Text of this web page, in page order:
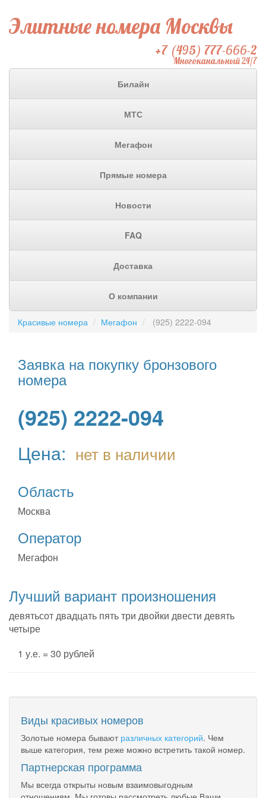
Элитные номера Москвы
+7 (495) 777-666-2
Многоканальный 24/7
Билайн
МТС
Мегафон
Прямые номера
Новости
FAQ
Доставка
О компании
Красивые номера Мегафон (925) 2222-094
Заявка на покупку бронзового
номера
(925) 2222-094
Цена: нет в наличии
Область
Москва
Оператор
Мегафон
Лучший вариант произношения
девятьсот двадцать пять три двойки двести девять
четыре
1 у.е. = 30 рублей
Виды красивых номеров
Золотые номера бывают различных категорий. Чем
выше категория, тем реже можно встретить такой номер.
Партнерская программа
Мы всегда открыты новым взаимовыгодным